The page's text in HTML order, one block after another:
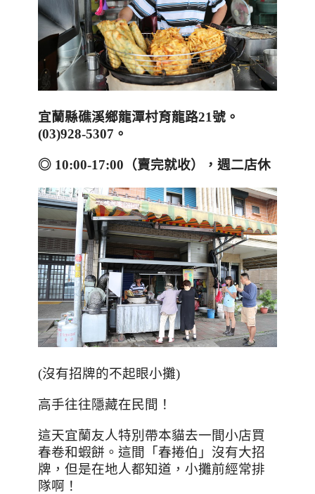
宜蘭縣礁溪鄉龍潭村育龍路21號。
(03)928-5307 。
◎ 10:00-17:00 （賣完就收） ， 週二店休
(沒有招牌的不起眼小攤)
高手往往隱藏在民間！
這天宜蘭友人特別帶本貓去一間小店買
春卷和蝦餅。這間「春捲伯」沒有大招
牌，但是在地人都知道，小攤前經常排
隊啊！